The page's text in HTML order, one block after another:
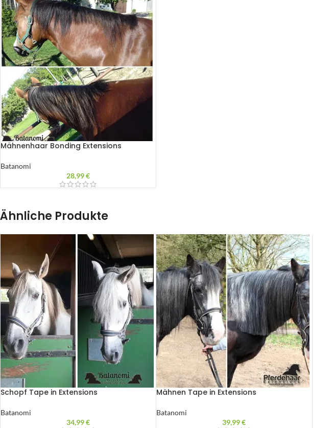
Mähnenhaar Bonding Extensions
Batanomi
28,99€
Ähnliche Produkte
Schopf Tape in Extensions
Batanomi
34,99€
Mähnen Tape in Extensions
Batanomi
39,99€